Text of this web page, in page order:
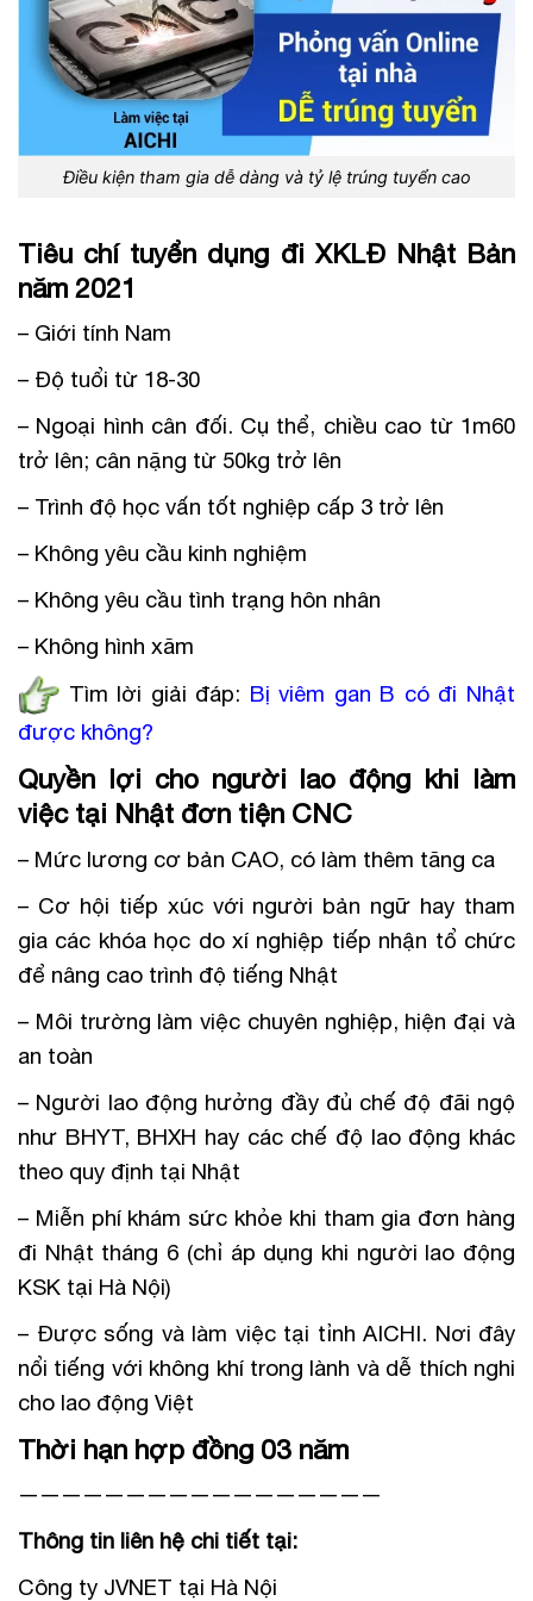
Điều kiện tham gia dễ dàng và tỷ lệ trúng tuyển cao
Tiêu chí tuyển dụng đi XKLĐ Nhật Bản
năm 2021
– Giới tính Nam
– Độ tuổi từ 18-30
– Ngoại hình cân đối. Cụ thể, chiều cao từ 1m60
trở lên; cân nặng từ 50kg trở lên
– Trình độ học vấn tốt nghiệp cấp 3 trở lên
– Không yêu cầu kinh nghiệm
– Không yêu cầu tình trạng hôn nhân
– Không hình xăm
Tìm lời giải đáp: Bị viêm gan B có đi Nhật
được không?
Quyền lợi cho người lao động khi làm
việc tại Nhật đơn tiện CNC
– Mức lương cơ bản CAO, có làm thêm tăng ca
– Cơ hội tiếp xúc với người bản ngữ hay tham
gia các khóa học do xí nghiệp tiếp nhận tổ chức
để nâng cao trình độ tiếng Nhật
– Môi trường làm việc chuyên nghiệp, hiện đại và
an toàn
– Người lao động hưởng đầy đủ chế độ đãi ngộ
như BHYT, BHXH hay các chế độ lao động khác
theo quy định tại Nhật
– Miễn phí khám sức khỏe khi tham gia đơn hàng
đi Nhật tháng 6 (chỉ áp dụng khi người lao động
KSK tại Hà Nội)
– Được sống và làm việc tại tỉnh AICHI. Nơi đây
nổi tiếng với không khí trong lành và dễ thích nghi
cho lao động Việt
Thời hạn hợp đồng 03 năm
—————————————————
Thông tin liên hệ chi tiết tại:
Công ty JVNET tại Hà Nội